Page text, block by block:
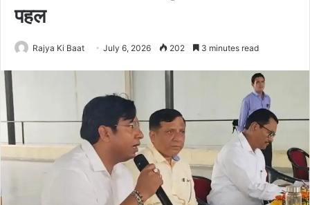
पहल
Rajya Ki Baat July 6, 2026 202 3 minutes read